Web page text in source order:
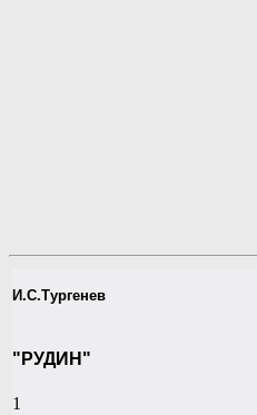
И.С.Тургенев
"РУДИН"
1